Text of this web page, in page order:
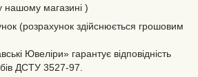
нашому магазині )
(розрахунок здійснюється грошовим
Ювеліри» гарантує відповідність
ДСТУ 3527-97.